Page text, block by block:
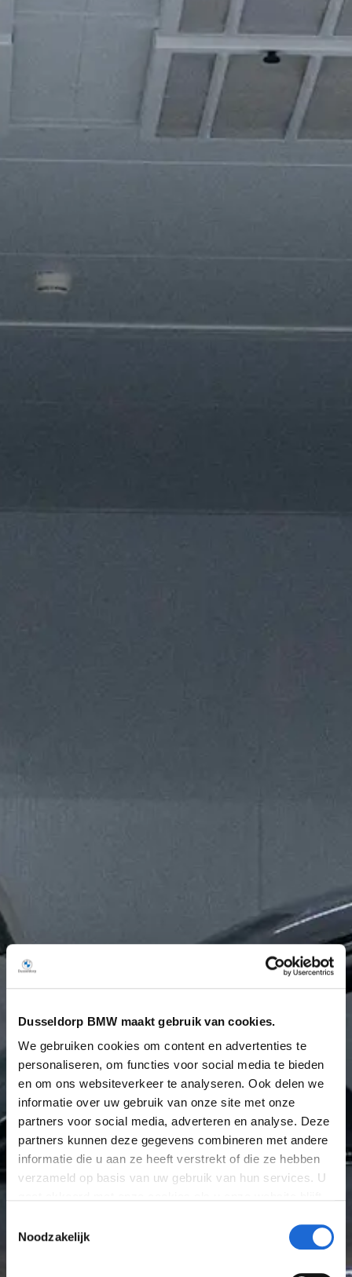
Dusseldorp BMW maakt gebruik van cookies.
We gebruiken cookies om content en advertenties te
personaliseren, om functies voor social media te bieden
en om ons websiteverkeer te analyseren. Ook delen we
informatie over uw gebruik van onze site met onze
partners voor social media, adverteren en analyse. Deze
partners kunnen deze gegevens combineren met andere
informatie die u aan ze heeft verstrekt of die ze hebben
verzameld op basis van uw gebruik van hun services. U
Noodzakelijk